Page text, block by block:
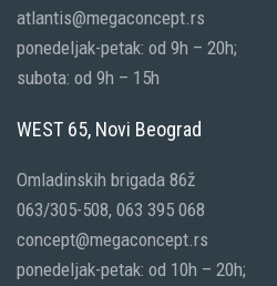
atlantis@megaconcept.rs
ponedeljak-petak: od 9h – 20h;
subota: od 9h – 15h
WEST 65, Novi Beograd
Omladinskih brigada 86ž
063/305-508, 063 395 068
concept@megaconcept.rs
ponedeljak-petak: od 10h – 20h;